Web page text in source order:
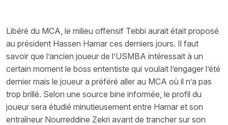
Libéré du MCA, le milieu offensif Tebbi aurait était proposé
au président Hassen Hamar ces derniers jours. Il faut
savoir que l’ancien joueur de l’USMBA intéressait à un
certain moment le boss ententiste qui voulait l’engager l’été
dernier mais le joueur a préféré aller au MCA où il n’a pas
trop brillé. Selon une source bine informée, le profil du
joueur sera étudié minutieusement entre Hamar et son
entraîneur Nourreddine Zekri avant de trancher sur son